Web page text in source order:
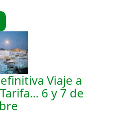
Viaje a
6 y 7 de